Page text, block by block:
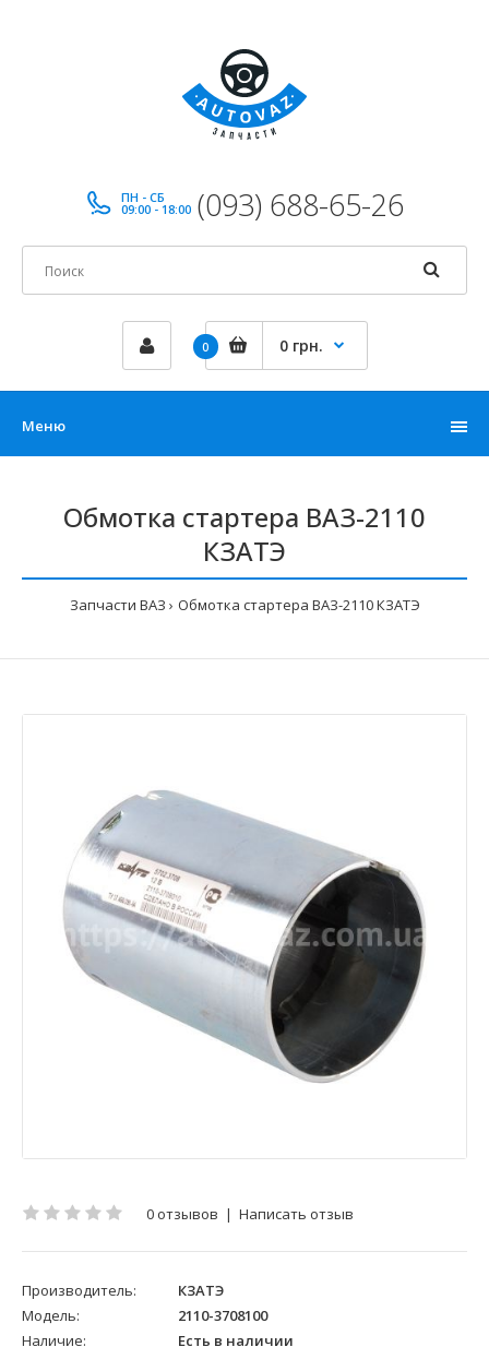
ПН - СБ
09:00 - 18:00 (093) 688-65-26
0 0 грн.
Меню
Обмотка стартера ВАЗ-2110
КЗАТЭ
Запчасти ВАЗ Обмотка стартера ВАЗ-2110 КЗАТЭ
0 отзывов | Написать отзыв
Производитель:
КЗАТЭ
Модель:
2110-3708100
Наличие:
Есть в наличии